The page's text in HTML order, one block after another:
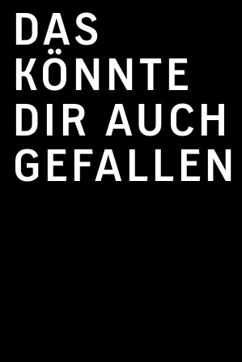
DAS
KÖNNTE
DIR AUCH
GEFALLEN